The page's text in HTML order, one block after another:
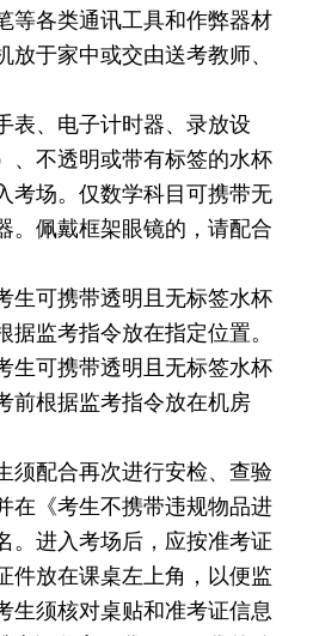
等各类通讯工具和作弊器材
放于家中或交由送考教师、
表、电子计时器、录放设
、不透明或带有标签的水杯
考场。仅数学科目可携带无
。佩戴框架眼镜的，请配合
生可携带透明且无标签水杯
据监考指令放在指定位置。
生可携带透明且无标签水杯
前根据监考指令放在机房
须配合再次进行安检、查验
在《考生不携带违规物品进
。进入考场后，应按准考证
件放在课桌左上角，以便监
生须核对桌贴和准考证信息